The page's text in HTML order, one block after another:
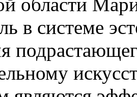
области
в системе